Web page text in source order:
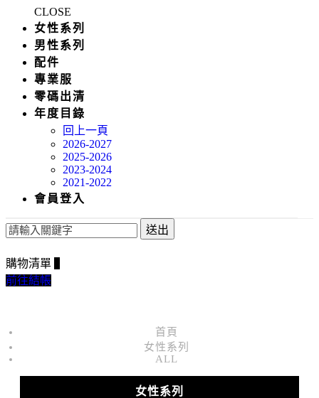
CLOSE
女性系列
男性系列
配件
專業服
零碼出清
年度目錄
回上一頁
2026-2027
2025-2026
2023-2024
2021-2022
會員登入
送出
購物清單
前往結帳
首頁
女性系列
ALL
女性系列